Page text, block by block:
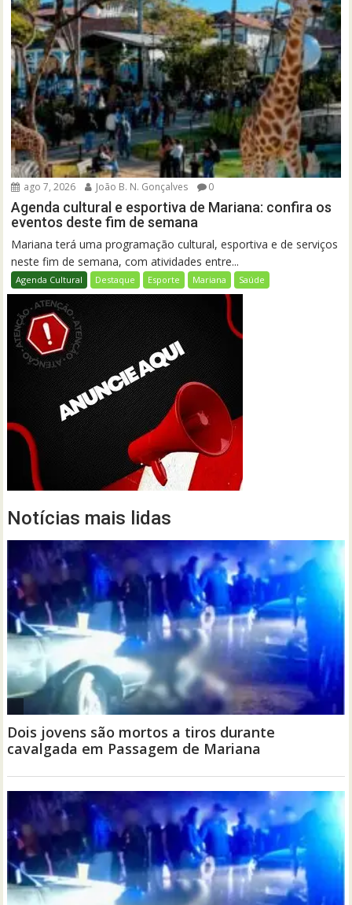
ago 7, 2026 João B. N. Gonçalves 0
Agenda cultural e esportiva de Mariana: confira os
eventos deste fim de semana
Mariana terá uma programação cultural, esportiva e de serviços
neste fim de semana, com atividades entre...
Agenda Cultural Destaque Esporte Mariana Saúde
Notícias mais lidas